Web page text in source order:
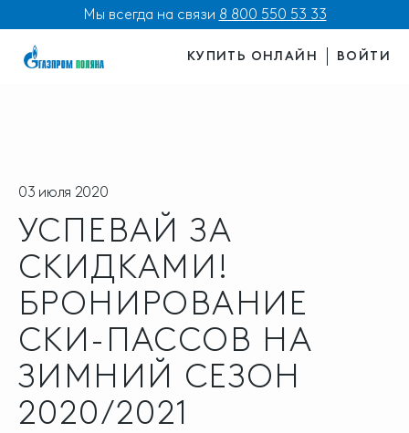
Мы всегда на связи 8 800 550 53 33
КУПИТЬ ОНЛАЙН ВОЙТИ
03 июля 2020
УСПЕВАЙ ЗА
СКИДКАМИ!
БРОНИРОВАНИЕ
СКИ-ПАССОВ НА
ЗИМНИЙ СЕЗОН
2020/2021